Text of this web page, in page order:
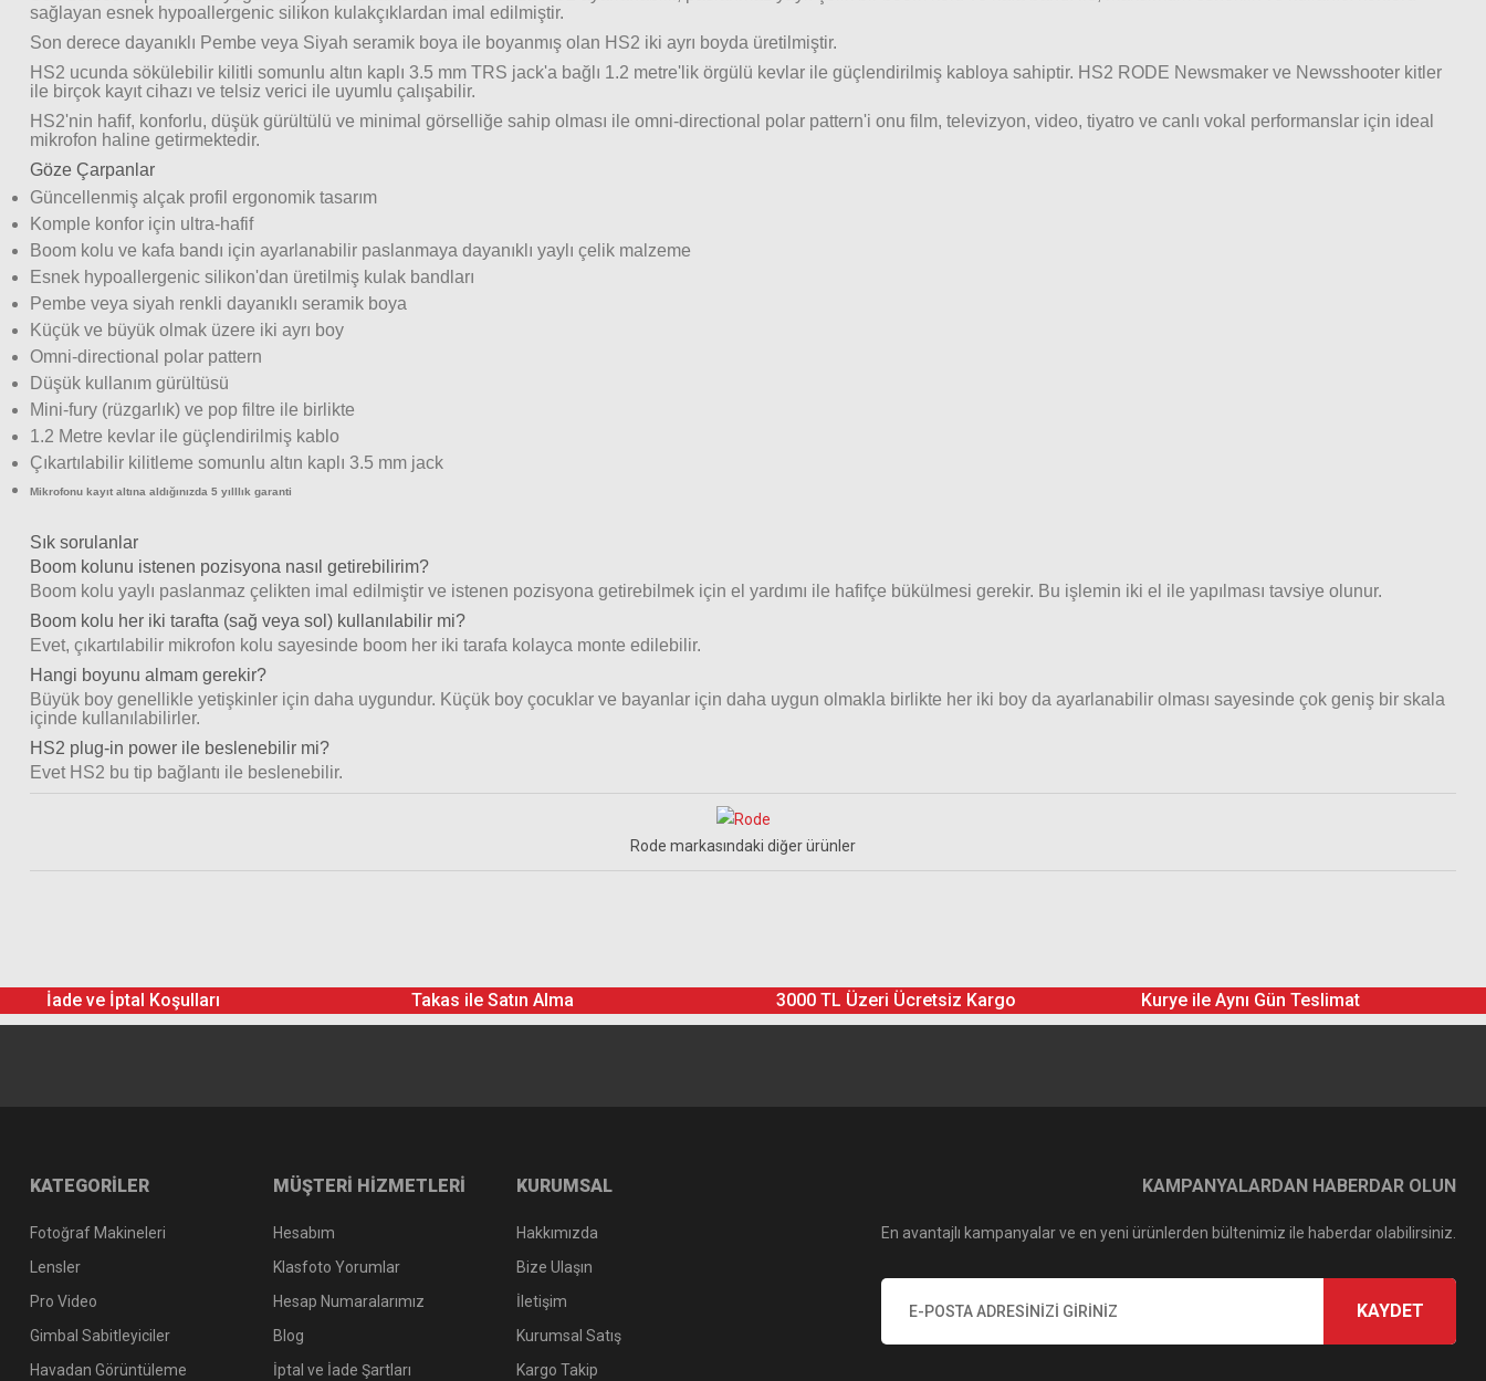
sağlayan esnek hypoallergenic silikon kulakçıklardan imal edilmiştir.
Son derece dayanıklı Pembe veya Siyah seramik boya ile boyanmış olan HS2 iki ayrı boyda üretilmiştir.
HS2 ucunda sökülebilir kilitli somunlu altın kaplı 3.5 mm TRS jack'a bağlı 1.2 metre'lik örgülü kevlar ile güçlendirilmiş kabloya sahiptir. HS2 RODE Newsmaker ve Newsshooter kitler
ile birçok kayıt cihazı ve telsiz verici ile uyumlu çalışabilir.
HS2'nin hafif, konforlu, düşük gürültülü ve minimal görselliğe sahip olması ile omni-directional polar pattern'i onu film, televizyon, video, tiyatro ve canlı vokal performanslar için ideal
mikrofon haline getirmektedir.
Göze Çarpanlar
Güncellenmiş alçak profil ergonomik tasarım
Komple konfor için ultra-hafif
Boom kolu ve kafa bandı için ayarlanabilir paslanmaya dayanıklı yaylı çelik malzeme
Esnek hypoallergenic silikon'dan üretilmiş kulak bandları
Pembe veya siyah renkli dayanıklı seramik boya
Küçük ve büyük olmak üzere iki ayrı boy
Omni-directional polar pattern
Düşük kullanım gürültüsü
Mini-fury (rüzgarlık) ve pop filtre ile birlikte
1.2 Metre kevlar ile güçlendirilmiş kablo
Çıkartılabilir kilitleme somunlu altın kaplı 3.5 mm jack
Mikrofonu kayıt altına aldığınızda 5 yılllık garanti
Sık sorulanlar
Boom kolunu istenen pozisyona nasıl getirebilirim?
Boom kolu yaylı paslanmaz çelikten imal edilmiştir ve istenen pozisyona getirebilmek için el yardımı ile hafifçe bükülmesi gerekir. Bu işlemin iki el ile yapılması tavsiye olunur.
Boom kolu her iki tarafta (sağ veya sol) kullanılabilir mi?
Evet, çıkartılabilir mikrofon kolu sayesinde boom her iki tarafa kolayca monte edilebilir.
Hangi boyunu almam gerekir?
Büyük boy genellikle yetişkinler için daha uygundur. Küçük boy çocuklar ve bayanlar için daha uygun olmakla birlikte her iki boy da ayarlanabilir olması sayesinde çok geniş bir skala
içinde kullanılabilirler.
HS2 plug-in power ile beslenebilir mi?
Evet HS2 bu tip bağlantı ile beslenebilir.
Rode markasındaki diğer ürünler
İade ve İptal Koşulları
Takas ile Satın Alma 3000 TL Üzeri Ücretsiz Kargo Kurye ile Aynı Gün Teslimat
KATEGORİLER
Fotoğraf Makineleri
Lensler
Pro Video
Gimbal Sabitleyiciler
Havadan Görüntüleme
MÜŞTERİ HİZMETLERİ
Hesabım
Klasfoto Yorumlar
Hesap Numaralarımız
Blog
İptal ve İade Şartları
KURUMSAL
Hakkımızda
Bize Ulaşın
İletişim
Kurumsal Satış
Kargo Takip
KAMPANYALARDAN HABERDAR OLUN
En avantajlı kampanyalar ve en yeni ürünlerden bültenimiz ile haberdar olabilirsiniz.
KAYDET